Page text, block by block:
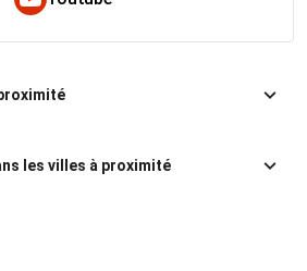
les villes à proximité